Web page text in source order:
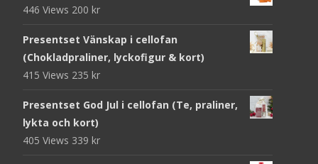
446 Views 200 kr
Presentset Vänskap i cellofan
(Chokladpraliner, lyckofigur & kort)
415 Views 235 kr
Presentset God Jul i cellofan (Te, praliner,
lykta och kort)
405 Views 339 kr